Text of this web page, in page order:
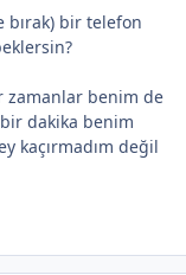
bırak) bir telefon
zamanlar benim de
dakika benim
kaçırmadım değil